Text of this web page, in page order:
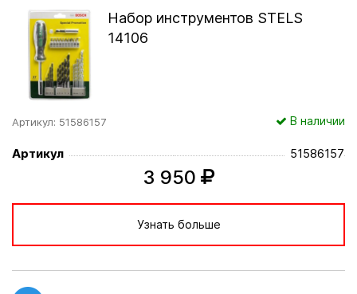
Набор инструментов STELS
14106
Артикул: 51586157 В наличии
Артикул 51586157
3 950
Узнать больше